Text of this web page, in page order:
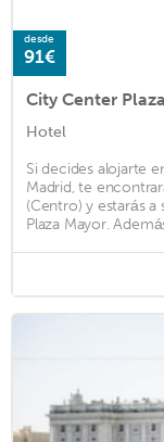
desde
91€
City Center
Hotel
Si decides alojarte
Madrid, te
(Centro) y estarás a
Plaza Mayor.